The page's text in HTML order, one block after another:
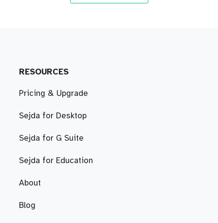
RESOURCES
Pricing & Upgrade
Sejda for Desktop
Sejda for G Suite
Sejda for Education
About
Blog